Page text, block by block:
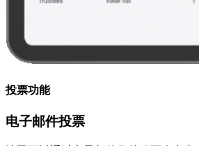
投票功能
电子邮件投票